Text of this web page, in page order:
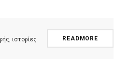
, ιστορίες
READMORE